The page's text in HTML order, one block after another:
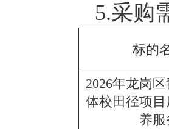
5.采购
标的
2026年龙岗
体校田径项
养服